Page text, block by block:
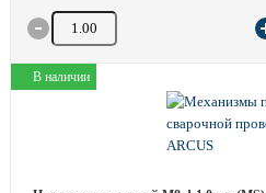
Количество товара
В наличии